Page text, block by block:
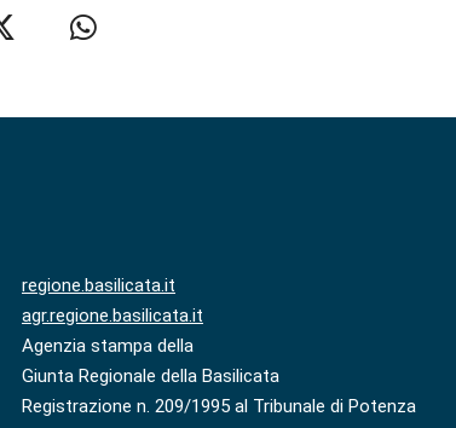
regione.basilicata.it
agr.regione.basilicata.it
Agenzia stampa della
Giunta Regionale della Basilicata
Registrazione n. 209/1995 al Tribunale di Potenza